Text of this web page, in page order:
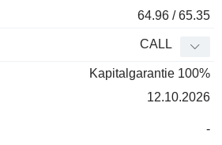
64.96 / 65.35
CALL
Kapitalgarantie 100%
12.10.2026
-